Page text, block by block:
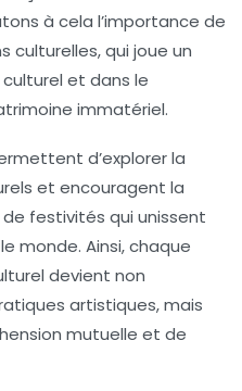
à cela l’importance de
culturelles, qui joue un
et dans le
immatériel.
d’explorer la
et encouragent la
festivités qui unissent
monde. Ainsi, chaque
devient non
artistiques, mais
mutuelle et de